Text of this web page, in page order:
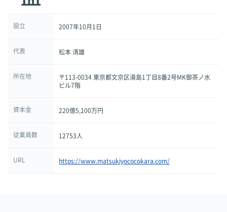
設立 2007年10月1日
代表 松本 清雄
所在地
〒113-0034 東京都文京区湯島1丁目8番2号MK御茶ノ水
ビル7階
資本金 220億5,100万円
従業員数 12753人
URL https://www.matsukiyococokara.com/